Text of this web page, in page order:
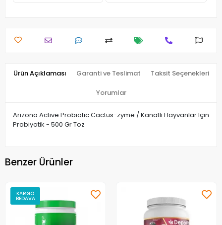
Ürün Açıklaması Garanti ve Teslimat Taksit Seçenekleri
Yorumlar
Arızona Actıve Probıotıc Cactus-zyme / Kanatlı Hayvanlar Için
Probiyotik - 500 Gr Toz
Benzer Ürünler
KARGO
BEDAVA